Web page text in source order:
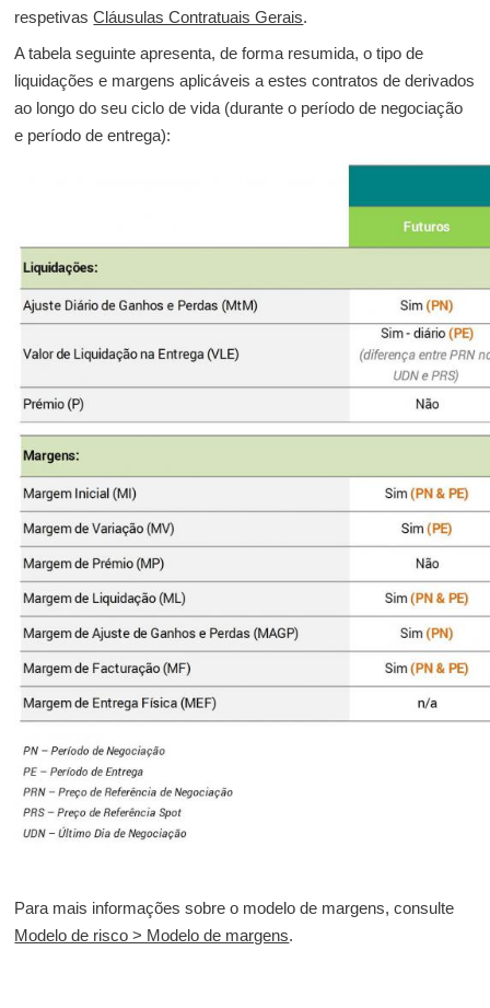
respetivasCláusulas Contratuais Gerais.
A tabela seguinte apresenta, de forma resumida, o tipo de
liquidações e margens aplicáveis a estes contratos de derivados
ao longo do seu ciclo de vida (durante o período de negociação
e período de entrega):
Para mais informações sobre o modelo de margens, consulte
Modelo de risco > Modelo de margens.